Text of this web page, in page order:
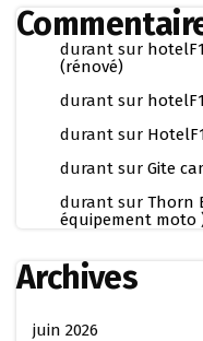
durant sur
(rénové)
durant sur
durant sur
durant sur Gite
durant sur Thorn
équipement moto
Archives
juin 2026